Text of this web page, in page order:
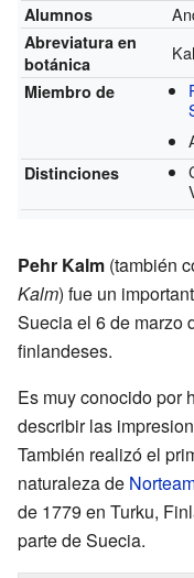
Alumnos
Abreviatura en
botánica
Miembro de
Distinciones
Pehr Kalm (también
Kalm) fue un
Suecia el 6 de marzo
finlandeses.
Es muy conocido por
describir las
También realizó el
naturaleza de
de 1779 en Turku,
parte de Suecia.